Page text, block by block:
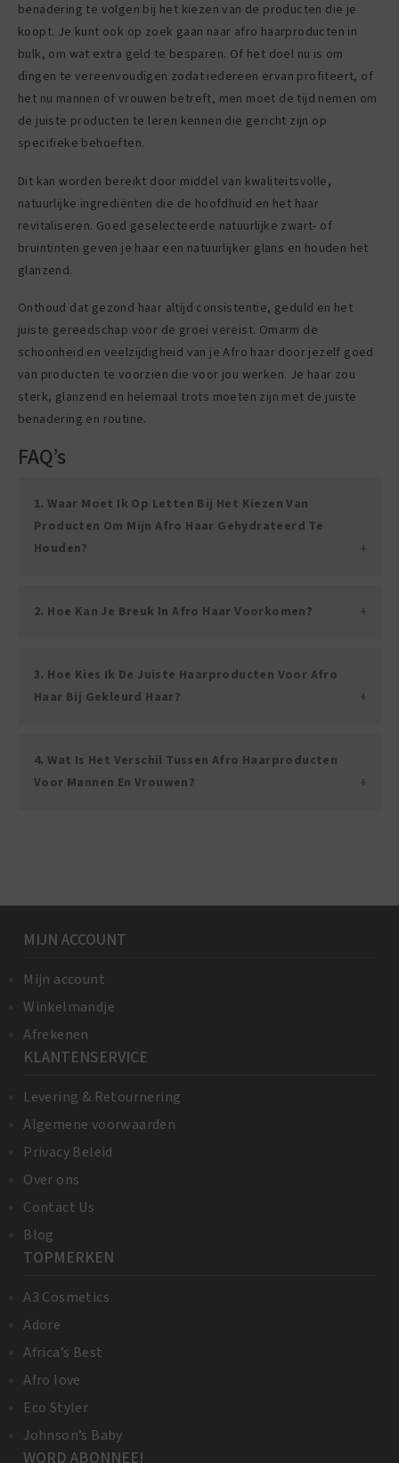
benadering te volgen bij het kiezen van de producten die je
koopt. Je kunt ook op zoek gaan naar afro haarproducten in
bulk, om wat extra geld te besparen. Of het doel nu is om
dingen te vereenvoudigen zodat iedereen ervan profiteert, of
het nu mannen of vrouwen betreft, men moet de tijd nemen om
de juiste producten te leren kennen die gericht zijn op
specifieke behoeften.
Dit kan worden bereikt door middel van kwaliteitsvolle,
natuurlijke ingrediënten die de hoofdhuid en het haar
revitaliseren. Goed geselecteerde natuurlijke zwart- of
bruintinten geven je haar een natuurlijker glans en houden het
glanzend.
Onthoud dat gezond haar altijd consistentie, geduld en het
juiste gereedschap voor de groei vereist. Omarm de
schoonheid en veelzijdigheid van je Afro haar door jezelf goed
van producten te voorzien die voor jou werken. Je haar zou
sterk, glanzend en helemaal trots moeten zijn met de juiste
benadering en routine.
FAQ’s
1. Waar Moet Ik Op Letten Bij Het Kiezen Van
Producten Om Mijn Afro Haar Gehydrateerd Te
Houden?
2. Hoe Kan Je Breuk In Afro Haar Voorkomen?
3. Hoe Kies Ik De Juiste Haarproducten Voor Afro
Haar Bij Gekleurd Haar?
4. Wat Is Het Verschil Tussen Afro Haarproducten
Voor Mannen En Vrouwen?
MIJN ACCOUNT
Mijn account
Winkelmandje
Afrekenen
KLANTENSERVICE
Levering & Retournering
Algemene voorwaarden
Privacy Beleid
Over ons
Contact Us
Blog
TOPMERKEN
A3 Cosmetics
Adore
Africa’s Best
Afro love
Eco Styler
Johnson’s Baby
WORD ABONNEE!